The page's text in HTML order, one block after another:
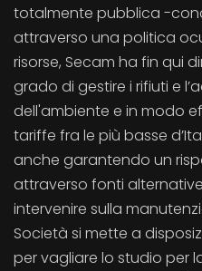
totalmente pubblica -
attraverso una politica
risorse, Secam ha fin qui
grado di gestire i rifiuti e
dell'ambiente e in modo
tariffe fra le più basse
anche garantendo un
attraverso fonti
intervenire sulla
Società si mette a
per vagliare lo studio per